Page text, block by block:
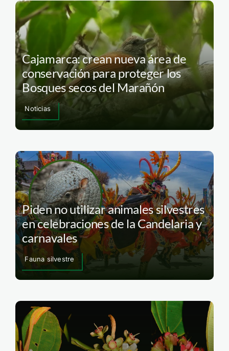
Cajamarca: crean nueva área de
conservación para proteger los
Bosques secos del Marañón
Noticias
Piden no utilizar animales silvestres
en celebraciones de la Candelaria y
carnavales
Fauna silvestre